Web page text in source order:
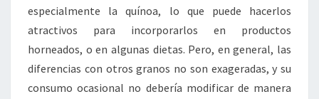
especialmente la quínoa, lo que puede hacerlos
atractivos para incorporarlos en productos
horneados, o en algunas dietas. Pero, en general, las
diferencias con otros granos no son exageradas, y su
consumo ocasional no debería modificar de manera